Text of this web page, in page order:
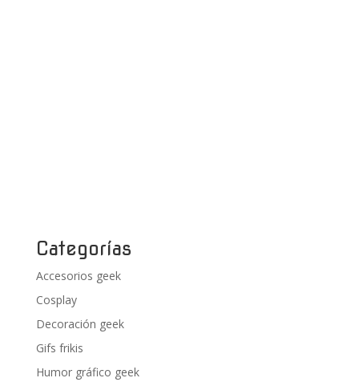
Categorías
Accesorios geek
Cosplay
Decoración geek
Gifs frikis
Humor gráfico geek